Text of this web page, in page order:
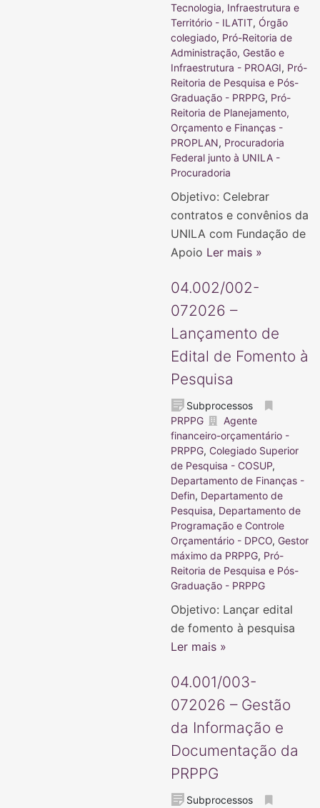
Tecnologia, Infraestrutura e
Território - ILATIT, Órgão
colegiado, Pró-Reitoria de
Administração, Gestão e
Infraestrutura - PROAGI, Pró-
Reitoria de Pesquisa e Pós-
Graduação - PRPPG, Pró-
Reitoria de Planejamento,
Orçamento e Finanças -
PROPLAN, Procuradoria
Federal junto à UNILA -
Procuradoria
Objetivo: Celebrar
contratos e convênios da
UNILA com Fundação de
Apoio Ler mais »
04.002/002-
072026 –
Lançamento de
Edital de Fomento à
Pesquisa
Subprocessos
PRPPG
Agente
financeiro-orçamentário -
PRPPG, Colegiado Superior
de Pesquisa - COSUP,
Departamento de Finanças -
Defin, Departamento de
Pesquisa, Departamento de
Programação e Controle
Orçamentário - DPCO, Gestor
máximo da PRPPG, Pró-
Reitoria de Pesquisa e Pós-
Graduação - PRPPG
Objetivo: Lançar edital
de fomento à pesquisa
Ler mais »
04.001/003-
072026 – Gestão
da Informação e
Documentação da
PRPPG
Subprocessos